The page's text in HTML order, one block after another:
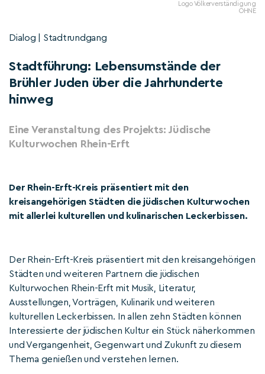
Logo Völkerverständigung
OHNE
Dialog | Stadtrundgang
Stadtführung: Lebensumstände der
Brühler Juden über die Jahrhunderte
hinweg
Eine Veranstaltung des Projekts: Jüdische
Kulturwochen Rhein-Erft
Der Rhein-Erft-Kreis präsentiert mit den
kreisangehörigen Städten die jüdischen Kulturwochen
mit allerlei kulturellen und kulinarischen Leckerbissen.
Der Rhein-Erft-Kreis präsentiert mit den kreisangehörigen
Städten und weiteren Partnern die jüdischen
Kulturwochen Rhein-Erft mit Musik, Literatur,
Ausstellungen, Vorträgen, Kulinarik und weiteren
kulturellen Leckerbissen. In allen zehn Städten können
Interessierte der jüdischen Kultur ein Stück näherkommen
und Vergangenheit, Gegenwart und Zukunft zu diesem
Thema genießen und verstehen lernen.